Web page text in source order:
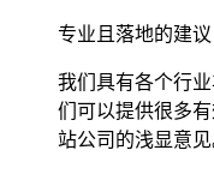
专业且落地的建议
我们具有各个行
们可以提供很多
站公司的浅显意见